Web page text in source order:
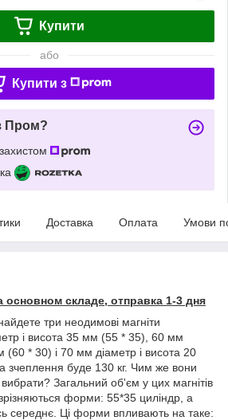
Купити
або
Купити з
Пром?
Доставка Оплата Умови
основном складе, отправка 1-3 дня
три неодимові магніти
і висота 35 мм (55 * 35), 60 мм
(60 * 30) і 70 мм діаметр і висота 20
зчеплення буде 130 кг. Чим же вони
вибрати? Загальний об'єм у цих магнітів
форми: 55*35 циліндр, а
середнє. Ці форми впливають на таке: